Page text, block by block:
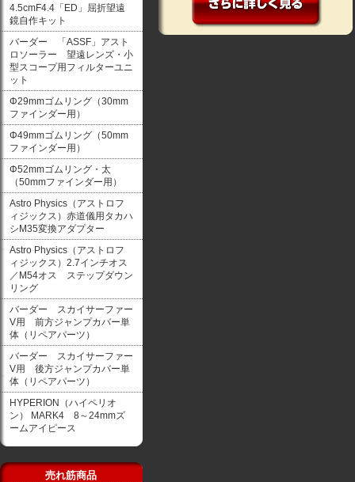
4.5cmF4.4「ED」屈折望遠
鏡自作キット
バーダー 「ASSF」アスト
ロソーラー 望遠レンズ・小
型スコープ用フィルターユニ
ット
Φ29mmゴムリング（30mm
ファインダー用）
Φ49mmゴムリング（50mm
ファインダー用）
Φ52mmゴムリング・太
（50mmファインダー用）
Astro Physics（アストロフ
ィジックス）赤道儀用タカハ
シM35変換アダプター
Astro Physics（アストロフ
ィジックス）2.7インチオス
／M54オス ステップダウン
リング
バーダー スカイサーファー
V用 前方ジャンプカバー単
体（リペアパーツ）
バーダー スカイサーファー
V用 後方ジャンプカバー単
体（リペアパーツ）
HYPERION（ハイペリオ
ン） MARK4 8～24mmズ
ームアイピース
売れ筋商品